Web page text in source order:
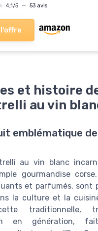
4,1/5 — 53 avis
et histoire
au vin
emblématique de
au vin blanc
gourmandise
et parfumés, sont
la culture et la
traditionnelle,
en génération,